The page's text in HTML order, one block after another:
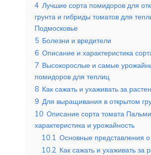
4 Лучшие сорта помидоров для
грунта и гибриды томатов для
Подмосковье
5 Болезни и вредители
6 Описание и характеристика
7 Высокорослые и самые
помидоров для теплиц
8 Как сажать и ухаживать за
9 Для выращивания в открытом
10 Описание сорта томата
характеристика и урожайность
10.1 Основные представления о
10.2 Как сажать и ухаживать за